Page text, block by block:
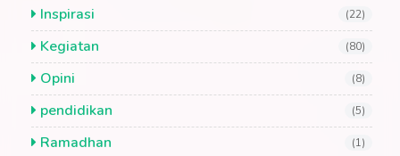
Inspirasi (22)
Kegiatan (80)
Opini (8)
pendidikan (5)
Ramadhan (1)